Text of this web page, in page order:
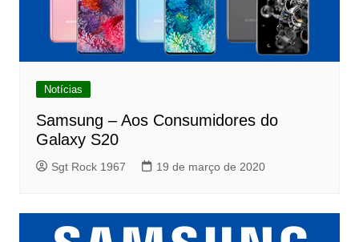
Notícias
Samsung – Aos Consumidores do
Galaxy S20
Sgt Rock 1967 19 de março de 2020